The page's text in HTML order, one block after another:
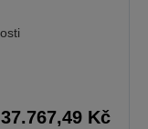
37.767,49 Kč